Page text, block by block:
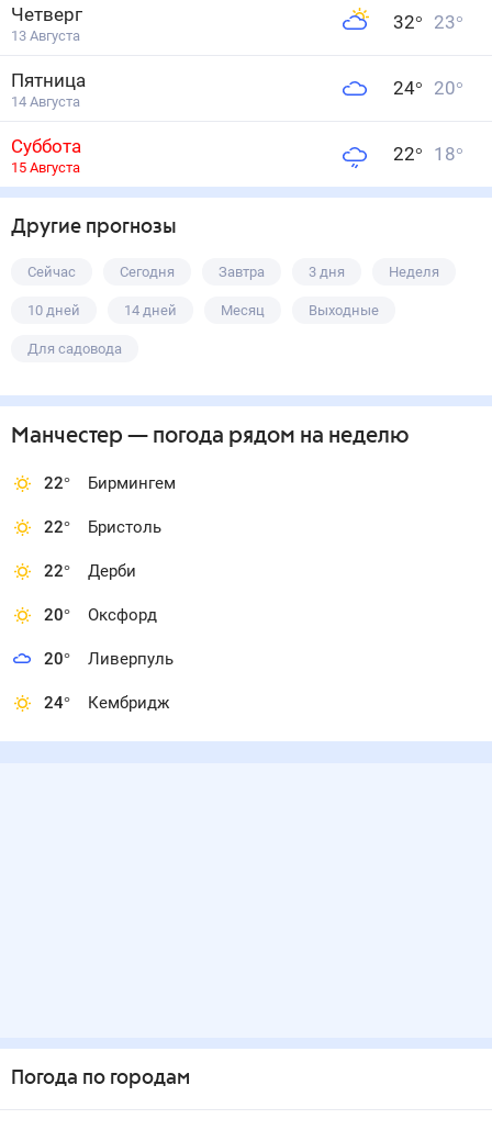
Четверг
13 Августа
32° 23°
Пятница
14 Августа
24° 20°
Суббота
15 Августа
22° 18°
Другие прогнозы
Сейчас Сегодня Завтра 3 дня Неделя
10 дней 14 дней Месяц Выходные
Для садовода
Манчестер — погода рядом на неделю
22° Бирмингем
22° Бристоль
22° Дерби
20° Оксфорд
20° Ливерпуль
24° Кембридж
Погода по городам